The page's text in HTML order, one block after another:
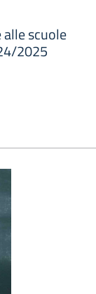
alle scuole
2025